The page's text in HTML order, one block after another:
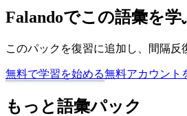
Falandoでこの語彙を学
このパックを復習に追加し、間隔
無料で学習を始める無料アカウント
もっと語彙パック